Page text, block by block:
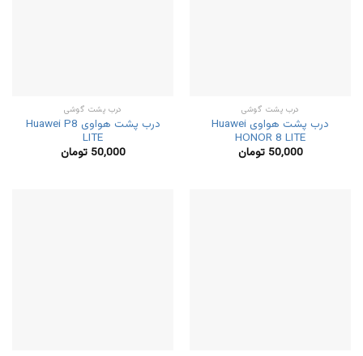
درب پشت گوشی
درب پشت هواوی Huawei
HONOR 8 LITE
50,000 تومان
درب پشت گوشی
درب پشت هواوی Huawei P8
LITE
50,000 تومان